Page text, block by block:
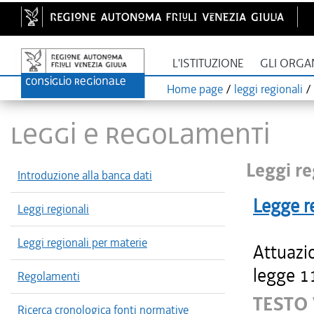
L'ISTITUZIONE GLI
Home page / leggi regionali /
LEGGI E REGOLAMENTI
Introduzione alla banca dati
Leggi regionali
Leggi regionali per materie
Regolamenti
Ricerca cronologica fonti normative
Leggi
Legge
legge